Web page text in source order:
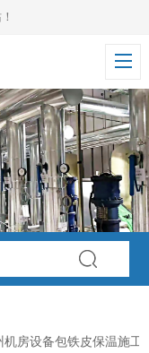
机房设备包铁皮保温施工